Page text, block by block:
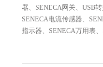
器、 SENECA网关 、 USB
SENECA电流传感器 、
指示器、 SENECA万用表、